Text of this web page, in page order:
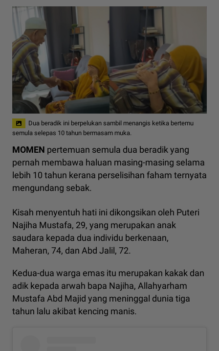
Dua beradik ini berpelukan sambil menangis ketika bertemu
semula selepas 10 tahun bermasam muka.
MOMEN pertemuan semula dua beradik yang
pernah membawa haluan masing-masing selama
lebih 10 tahun kerana perselisihan faham ternyata
mengundang sebak.
Kisah menyentuh hati ini dikongsikan oleh Puteri
Najiha Mustafa, 29, yang merupakan anak
saudara kepada dua individu berkenaan,
Maheran, 74, dan Abd Jalil, 72.
Kedua-dua warga emas itu merupakan kakak dan
adik kepada arwah bapa Najiha, Allahyarham
Mustafa Abd Majid yang meninggal dunia tiga
tahun lalu akibat kencing manis.